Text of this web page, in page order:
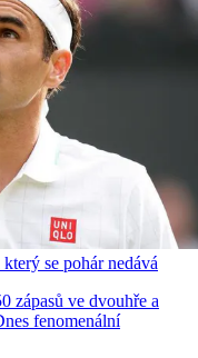
se pohár nedává
zápasů ve dvouhře a
fenomenální